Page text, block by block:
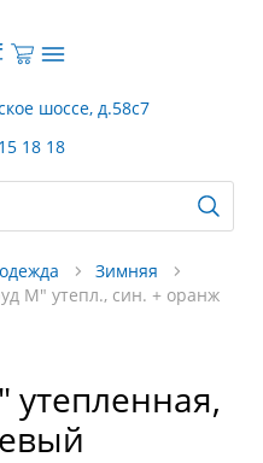
шоссе, д.58с7
18 18
Зимняя
М" утепл., син. + оранж
утепленная,